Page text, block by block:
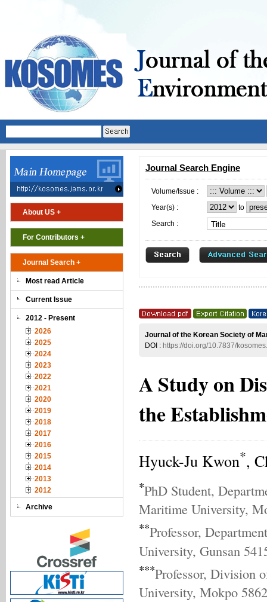
About US +
For Contributors +
Journal Search +
Most read Article
Current Issue
2012 - Present
2026
2025
2024
2023
2022
2021
2020
2019
2018
2017
2016
2015
2014
2013
2012
Archive
Journal Search Engine
Volume/Issue :
Year(s) :
to
Search :
Journal of the Korean Society of
DOI : https://doi.org/10.7837/
A Study on
the
Hyuck-Ju Kwon*,
*PhD Student,
Maritime University,
**Professor,
University, Gunsan
***Professor, Division
University, Mokpo